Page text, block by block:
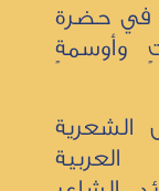
في حضرة
وأوسمةٍ
الشعرية